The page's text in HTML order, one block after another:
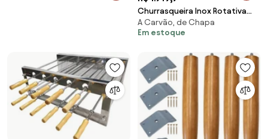
Churrasqueira Inox Rotativa
Giratória 5 Espetos
A Carvão, de Chapa
Em estoque